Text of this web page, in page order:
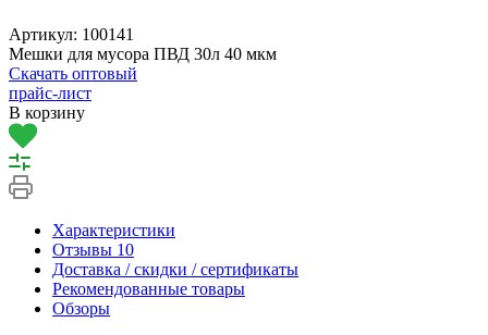
Артикул: 100141
Мешки для мусора ПВД 30л 40 мкм
Скачать оптовый
прайс-лист
В корзину
Характеристики
Отзывы 10
Доставка / скидки / сертификаты
Рекомендованные товары
Обзоры